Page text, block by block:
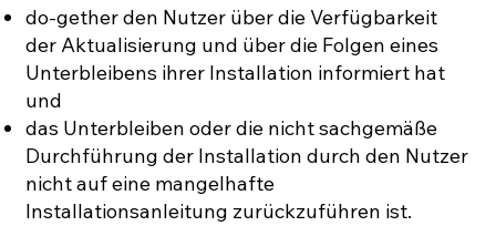
do-gether den Nutzer über die Verfügbarkeit
der Aktualisierung und über die Folgen eines
Unterbleibens ihrer Installation informiert hat
und
das Unterbleiben oder die nicht sachgemäße
Durchführung der Installation durch den Nutzer
nicht auf eine mangelhafte
Installationsanleitung zurückzuführen ist.